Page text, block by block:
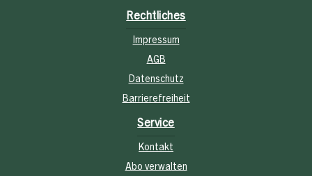
Rechtliches
Impressum
AGB
Datenschutz
Barrierefreiheit
Service
Kontakt
Abo verwalten